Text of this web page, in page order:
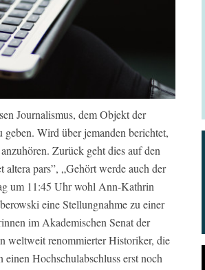
Journalismus, dem Objekt der
Wird über jemanden berichtet,
Zurück geht dies auf den
altera pars”, „Gehört werde auch der
um 11:45 Uhr wohl Ann-Kathrin
eine Stellungnahme zu einer
im Akademischen Senat der
weltweit renommierter Historiker, die
Hochschulabschluss erst noch